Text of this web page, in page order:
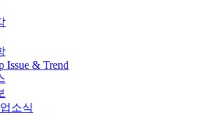
Issue & Trend
소식